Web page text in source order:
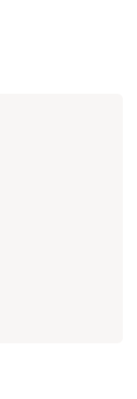
such as free WiFi